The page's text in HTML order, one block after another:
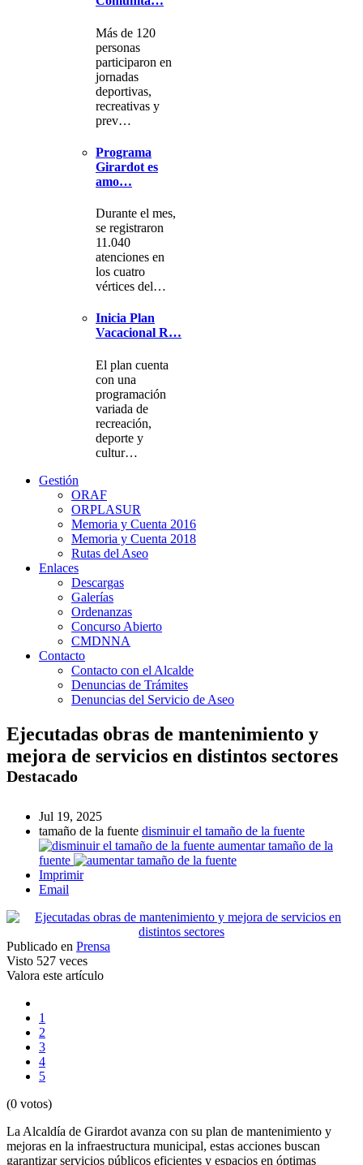
Más de 120
personas
participaron en
jornadas
deportivas,
recreativas y
prev…
Programa
Girardot es
amo…
Durante el mes,
se registraron
11.040
atenciones en
los cuatro
vértices del…
Inicia Plan
Vacacional R…
El plan cuenta
con una
programación
variada de
recreación,
deporte y
cultur…
Gestión
ORAF
ORPLASUR
Memoria y Cuenta 2016
Memoria y Cuenta 2018
Rutas del Aseo
Enlaces
Descargas
Galerías
Ordenanzas
Concurso Abierto
CMDNNA
Contacto
Contacto con el Alcalde
Denuncias de Trámites
Denuncias del Servicio de Aseo
Ejecutadas obras de mantenimiento y
mejora de servicios en distintos sectores
Destacado
Jul 19, 2025
tamaño de la fuente disminuir el tamaño de la fuente
aumentar tamaño de la
fuente
Imprimir
Email
Publicado en Prensa
Visto 527 veces
Valora este artículo
1
2
3
4
5
(0 votos)
La Alcaldía de Girardot avanza con su plan de mantenimiento y
mejoras en la infraestructura municipal, estas acciones buscan
garantizar servicios públicos eficientes y espacios en óptimas